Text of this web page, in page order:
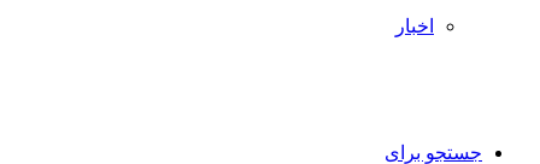
اخبار
جستجو برای